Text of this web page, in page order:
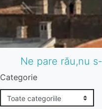
Ne pare rău,nu
Categorie